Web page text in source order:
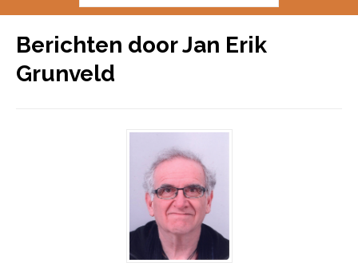
Berichten doorJan Erik
Grunveld